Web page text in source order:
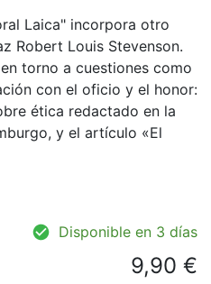
Laica" incorpora otro
Robert Louis Stevenson.
torno a cuestiones como
con el oficio y el honor:
ética redactado en la
y el artículo «El
Disponible en 3 días
9,90 €